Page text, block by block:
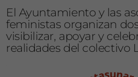
El Ayuntamiento y las
feministas organizan
visibilizar, apoyar y
realidades del colectivo